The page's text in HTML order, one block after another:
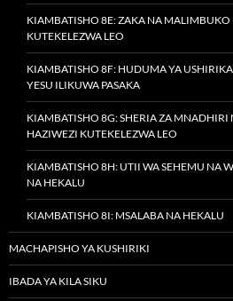
KIAMBATISHO 8E: ZAKA NA
KUTEKELEZWA LEO
KIAMBATISHO 8F: HUDUMA YA
YESU ILIKUWA PASAKA
KIAMBATISHO 8G: SHERIA ZA
HAZIWEZI KUTEKELEZWA LEO
KIAMBATISHO 8H: UTII WA SEHEMU NA
NA HEKALU
KIAMBATISHO 8I: MSALABA NA HEKALU
MACHAPISHO YA KUSHIRIKI
IBADA YA KILA SIKU